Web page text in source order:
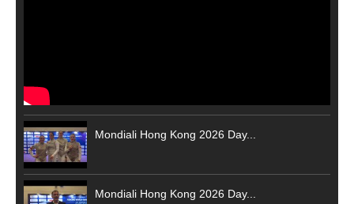
Mondiali Hong Kong 2026 Day...
Mondiali Hong Kong 2026 Day...